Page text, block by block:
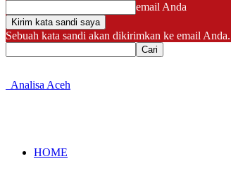
email Anda
Sebuah kata sandi akan dikirimkan ke email Anda.
Analisa Aceh
HOME